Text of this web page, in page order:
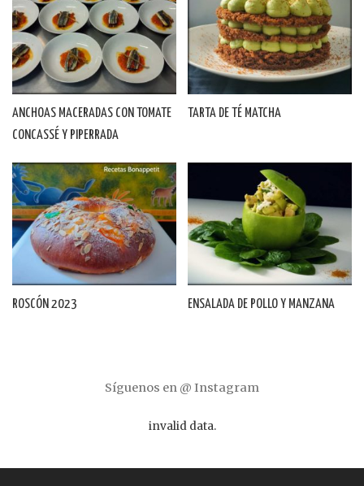
ANCHOAS MACERADAS CON TOMATE
CONCASSÉ Y PIPERRADA
TARTA DE TÉ MATCHA
ROSCÓN 2023 ENSALADA DE POLLO Y MANZANA
Síguenos en @ Instagram
invalid data.